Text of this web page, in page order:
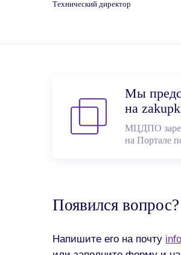
Технический директор
Мы
на
МЦДПО
на Портале
Появился вопрос?
Напишите его на почту